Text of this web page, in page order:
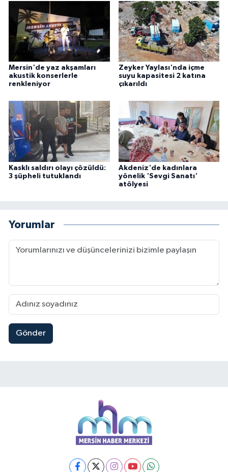
Mersin'de yaz akşamları
akustik konserlerle
renkleniyor
Zeyker Yaylası'nda içme
suyu kapasitesi 2 katına
çıkarıldı
Kasklı saldırı olayı çözüldü:
3 şüpheli tutuklandı
Akdeniz'de kadınlara
yönelik 'Sevgi Sanatı'
atölyesi
Yorumlar
Gönder